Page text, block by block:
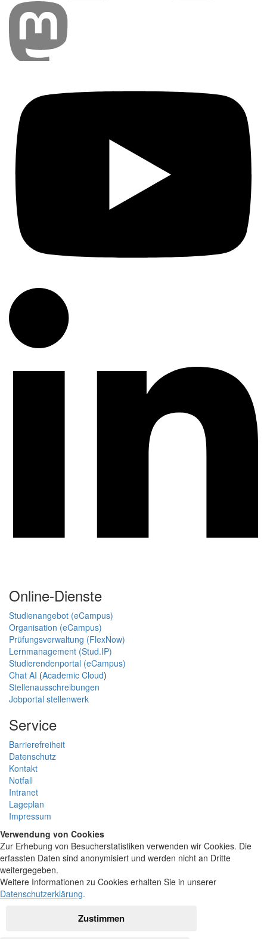
Online-Dienste
Studienangebot (eCampus)
Organisation (eCampus)
Prüfungsverwaltung (FlexNow)
Lernmanagement (Stud.IP)
Studierendenportal (eCampus)
Chat AI (Academic Cloud)
Stellenausschreibungen
Jobportal stellenwerk
Service
Barrierefreiheit
Datenschutz
Kontakt
Notfall
Intranet
Lageplan
Impressum
Verwendung von Cookies
Zur Erhebung von Besucherstatistiken verwenden wir Cookies. Die
erfassten Daten sind anonymisiert und werden nicht an Dritte
weitergegeben.
Weitere Informationen zu Cookies erhalten Sie in unserer
Datenschutzerklärung.
Zustimmen